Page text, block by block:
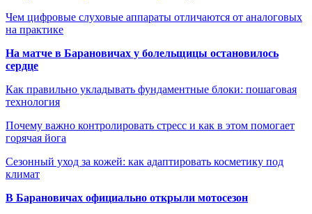
Чем цифровые слуховые аппараты отличаются от аналоговых
на практике
На матче в Барановичах у болельщицы остановилось
сердце
Как правильно укладывать фундаментные блоки: пошаговая
технология
Почему важно контролировать стресс и как в этом помогает
горячая йога
Сезонный уход за кожей: как адаптировать косметику под
климат
В Барановичах официально открыли мотосезон